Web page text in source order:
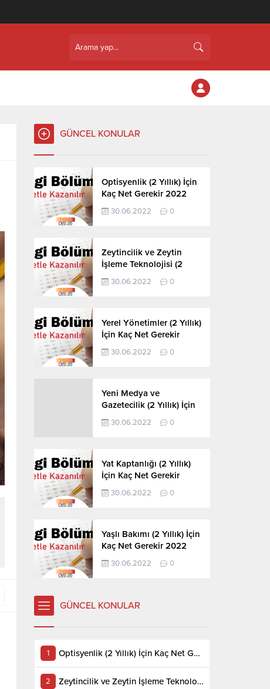
GÜNCEL KONULAR
Optisyenlik (2 Yıllık) İçin
Kaç Net Gerekir 2022
30.06.2022 0
Zeytincilik ve Zeytin
İşleme Teknolojisi (2
Yıllık) İçin Kaç Net
Gerekir 2022
30.06.2022 0
Yerel Yönetimler (2 Yıllık)
İçin Kaç Net Gerekir
2022
30.06.2022 0
Yeni Medya ve
Gazetecilik (2 Yıllık) İçin
Kaç Net Gerekir 2022
30.06.2022 0
Yat Kaptanlığı (2 Yıllık)
İçin Kaç Net Gerekir
2022
30.06.2022 0
Yaşlı Bakımı (2 Yıllık) İçin
Kaç Net Gerekir 2022
30.06.2022 0
GÜNCEL KONULAR
Optisyenlik (2 Yıllık) İçin Kaç Net Gerekir 2022
Zeytincilik ve Zeytin İşleme Teknolojisi (2 Yıllık) İçin Kaç Net Gerekir 2022